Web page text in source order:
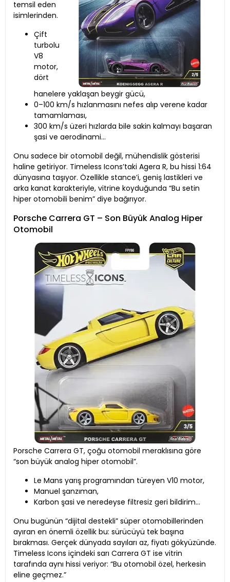
temsil eden
isimlerinden.
Çift
turbolu
V8
motor,
dört
hanelere yaklaşan beygir gücü,
0–100 km/s hızlanmasını nefes alıp verene kadar
tamamlaması,
300 km/s üzeri hızlarda bile sakin kalmayı başaran
şasi ve aerodinami…
Onu sadece bir otomobil değil, mühendislik gösterisi
haline getiriyor. Timeless Icons’taki Agera R, bu hissi 1:64
dünyasına taşıyor. Özellikle stance’i, geniş lastikleri ve
arka kanat karakteriyle, vitrine koyduğunda “Bu setin
hiper otomobili benim” diye bağırıyor.
Porsche Carrera GT – Son Büyük Analog Hiper
Otomobil
Porsche Carrera GT, çoğu otomobil meraklısına göre
“son büyük analog hiper otomobil”.
Le Mans yarış programından türeyen V10 motor,
Manuel şanzıman,
Karbon şasi ve neredeyse filtresiz geri bildirim…
Onu bugünün “dijital destekli” süper otomobillerinden
ayıran en önemli özellik bu: sürücüyü tek başına
bırakması. Gerçek dünyada sayıları az, fiyatı gökyüzünde.
Timeless Icons içindeki sarı Carrera GT ise vitrin
tarafında aynı hissi veriyor: “Bu otomobil özel, herkesin
eline geçmez.”